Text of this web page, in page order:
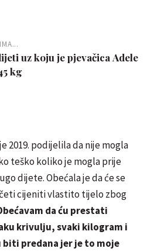
uz koju je pjevačica Adele
kg
2019. podijelila da nije mogla
teško koliko je mogla prije
dijete. Obećala je da će se
cijeniti vlastito tijelo zbog
da ću prestati
krivulju, svaki kilogram i
predana jer je to moje